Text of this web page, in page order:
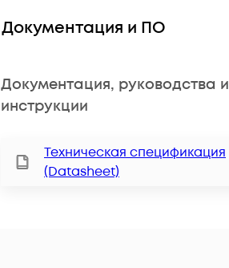
Документация и ПО
Документация, руководства и
инструкции
Техническая спецификация
(Datasheet)